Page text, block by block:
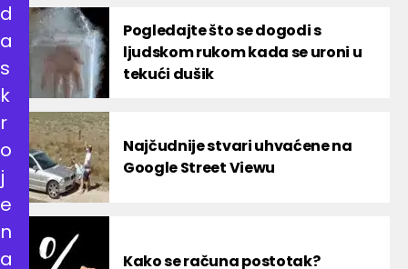
Pogledajte što se dogodi s
ljudskom rukom kada se uroni u
tekući dušik
Najčudnije stvari uhvaćene na
Google Street Viewu
Kako se računa postotak?
d
a
s
k
r
o
j
e
n
a